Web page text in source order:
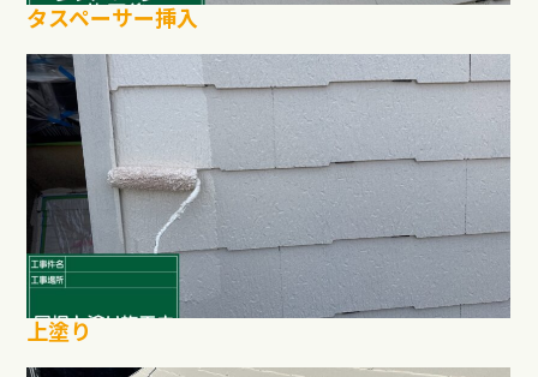
タスペーサー挿入
上塗り